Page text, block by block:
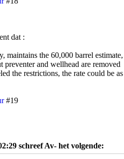
dat :
maintains the 60,000 barrel estimate,
and wellhead are removed
the restrictions, the rate could be as
#19
schreef Av- het volgende: